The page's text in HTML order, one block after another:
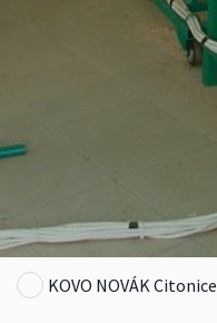
KOVO NOVÁK Citonice